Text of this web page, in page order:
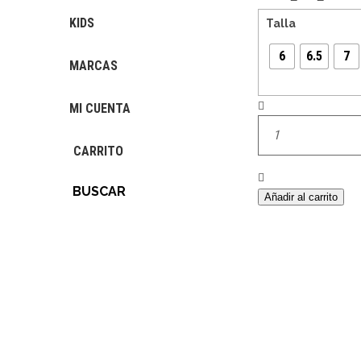
KIDS
MARCAS
MI CUENTA
CARRITO
BUSCAR
Talla
6 6.5 7
Cantidad
Añadir al carrito